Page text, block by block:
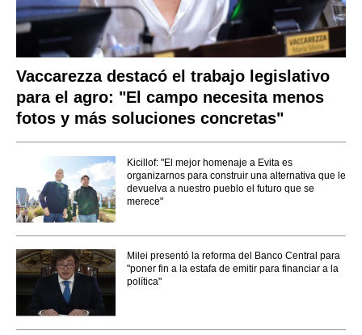
Vaccarezza destacó el trabajo legislativo
para el agro: "El campo necesita menos
fotos y más soluciones concretas"
Kicillof: "El mejor homenaje a Evita es
organizarnos para construir una alternativa que le
devuelva a nuestro pueblo el futuro que se
merece"
Milei presentó la reforma del Banco Central para
"poner fin a la estafa de emitir para financiar a la
política"